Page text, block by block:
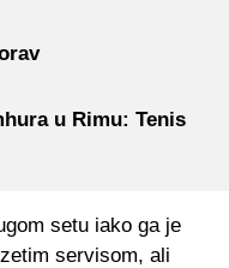
u Rimu: Tenis
setu iako ga je
servisom, ali